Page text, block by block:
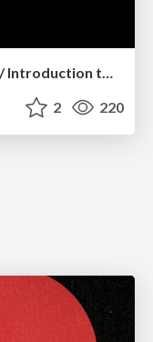
ソフトウェアアーキテクチャ入門 / Introduction to Software Architecture
2 220